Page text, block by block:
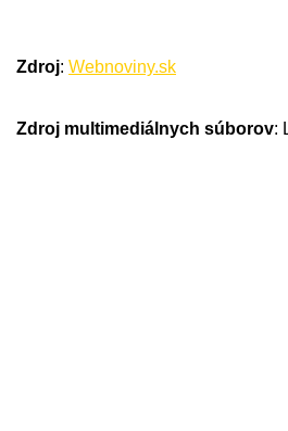
Zdroj: Webnoviny.sk
Zdroj multimediálnych súborov: